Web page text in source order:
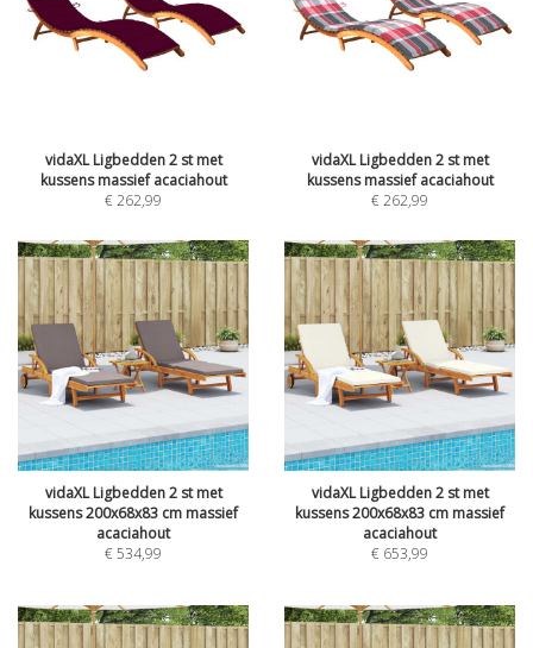
vidaXL Ligbedden 2 st met
kussens massief acaciahout
€262,99
vidaXL Ligbedden 2 st met
kussens massief acaciahout
€262,99
vidaXL Ligbedden 2 st met
kussens 200x68x83 cm massief
acaciahout
€534,99
vidaXL Ligbedden 2 st met
kussens 200x68x83 cm massief
acaciahout
€ 653,99